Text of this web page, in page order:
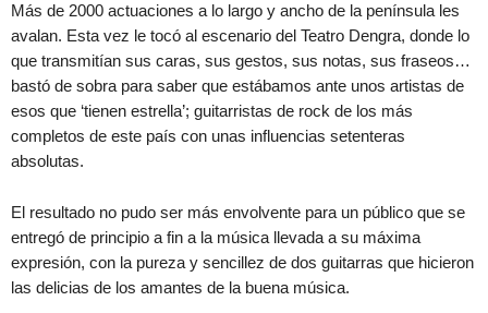
Más de 2000 actuaciones a lo largo y ancho de la península les
avalan. Esta vez le tocó al escenario del Teatro Dengra, donde lo
que transmitían sus caras, sus gestos, sus notas, sus fraseos…
bastó de sobra para saber que estábamos ante unos artistas de
esos que ‘tienen estrella’; guitarristas de rock de los más
completos de este país con unas influencias setenteras
absolutas.
El resultado no pudo ser más envolvente para un público que se
entregó de principio a fin a la música llevada a su máxima
expresión, con la pureza y sencillez de dos guitarras que hicieron
las delicias de los amantes de la buena música.